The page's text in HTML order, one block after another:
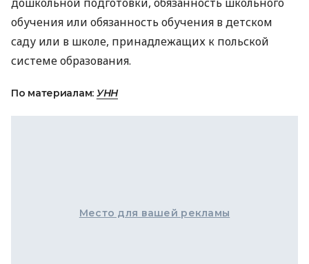
обучения или обязанность обучения в детском
саду или в школе, принадлежащих к польской
системе образования.
По материалам: УНН
Место для вашей рекламы